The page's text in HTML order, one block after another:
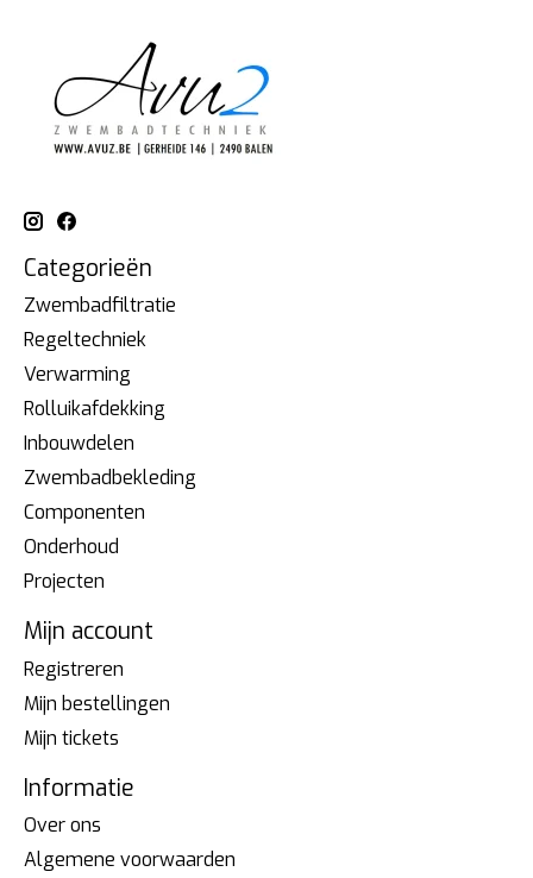
Categorieën
Zwembadfiltratie
Regeltechniek
Verwarming
Rolluikafdekking
Inbouwdelen
Zwembadbekleding
Componenten
Onderhoud
Projecten
Mijn account
Registreren
Mijn bestellingen
Mijn tickets
Informatie
Over ons
Algemene voorwaarden